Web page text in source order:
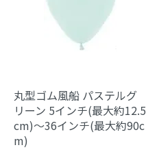
丸型ゴム風船 パステルグ
リーン 5インチ(最大約12.5
cm)～36インチ(最大約90c
m)